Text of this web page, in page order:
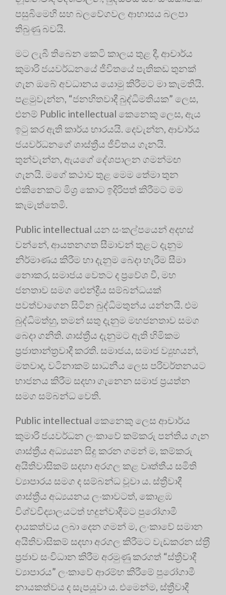
පසුබිමෙහි සහ බලවේගවල ආභාසය බලපා
තිබුණු බවයි.
මට ලැබී තිබෙන කෙටි කාලය තුළ දී, ආචාර්ය
කුමාරි ජයවර්ධනයේ ජීවිතයේ පැතිකඩ තුනක්
ගැන ඔබේ අවධානය යොමු කිරීමට මා කැමතියි.
පළමුවැන්න, “ජනහිතවාදී බුද්ධිමතියක” ලෙස,
එනම් Public intellectual කෙනෙකු ලෙස, ඇය
ඉටු කර ඇති කාර්ය භාරයයි. දෙවැන්න, ආචාර්ය
ජයවර්ධනගේ ශාස්ත්‍රීය ජීවිතය ගැනයි.
තුන්වැන්න, ඇයගේ දේශපාලන ගමන්මඟ
ගැනයි. මගේ කථාව තුළ මෙම තේමා තුන
එකිනෙකට මිශ්‍ර කොට ඉදිරිපත් කිරීමට මම
කැමැත්තෙමි.
Public intellectual යන සංකල්පයෙන් අදහස්
වන්නේ, ආයතනගත සීමාවන් තුළට දැනුම
නිර්මාණය කිරීම හා දැනුම බෙදා හැරීම සීමා
නොකර, සමාජය වෙතට ද ප්‍රවේශ වී, මහ
ජනතාව සමග ඓන්ද්‍රීය සම්බන්ධයක්
පවත්වාගෙන සිටින බුද්ධිමතුන්ය යන්නයි. එම
බුද්ධිමත්හු, තමන් සතු දැනුම මහජනතාව සමග
බෙදා ගනිති. ශාස්ත්‍රීය දැනුමට ඇති හිමිකම
ප්‍රජාතාන්ත්‍රවාදී කරති. සමාජය, සමාජ ව්‍යුහයන්,
මතවාද, වටිනාකම් සාධනීය ලෙස පරිවර්තනයට
භාජනය කිරීම සදහා ගැනෙන සමාජ ප්‍රයත්න
සමග සම්බන්ධ වෙති.
Public intellectual කෙනෙකු ලෙස ආචාර්ය
කුමාරි ජයවර්ධන ලංකාවේ කම්කරු පන්තිය ගැන
ශාස්ත්‍රීය අධ්‍යයන සිදු කරන ගමන් ම, කම්කරු
අයිතිවාසිකම් සදහා අරගල කළ වෘත්තීය සමිති
ව්‍යාපාරය සමග ද සම්බන්ධ වූවා ය. ස්ත්‍රීවාදී
ශාස්ත්‍රීය අධ්‍යයනය ලංකාවටත්, කොළඹ
විශ්වවිද්‍යාලයටත් හදුන්වාදීමට පුරෝගාමී
දායකත්වය ලබා දෙන ගමන් ම, ලංකාවේ සමාන
අයිතිවාසිකම් සදහා අරගල කිරීමට වැඩකරන ස්ත‍්‍රී
ප්‍රජාව සංවිධාන කිරීම අරමුණු කරගත් “ස්ත්‍රීවාදී
ව්‍යාපාරය” ලංකාවේ ආරම්භ කිරීමේ පුරෝගාමී
නායකත්වය ද සැපයූවා ය. එමෙන්ම, ස්ත්‍රීවාදී